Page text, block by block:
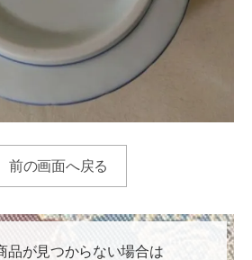
前の画面へ戻る
品が見つからない場合は